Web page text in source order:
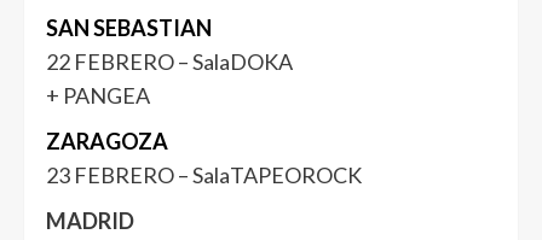
SAN SEBASTIAN
22 FEBRERO – SalaDOKA
+ PANGEA
ZARAGOZA
23 FEBRERO – SalaTAPEOROCK
MADRID